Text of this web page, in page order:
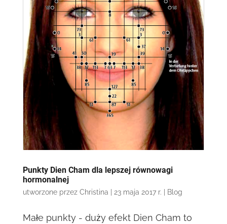
Punkty Dien Cham dla lepszej równowagi
hormonalnej
utworzone przez Christina 23 maja 2017 r. Blog
Małe punkty - duży efekt Dien Cham to